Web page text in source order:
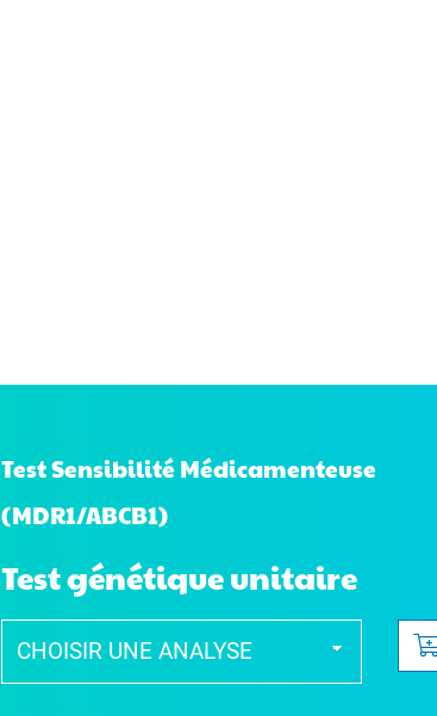
Test Sensibilité Médicamenteuse
(MDR1/ABCB1)
Test génétique unitaire